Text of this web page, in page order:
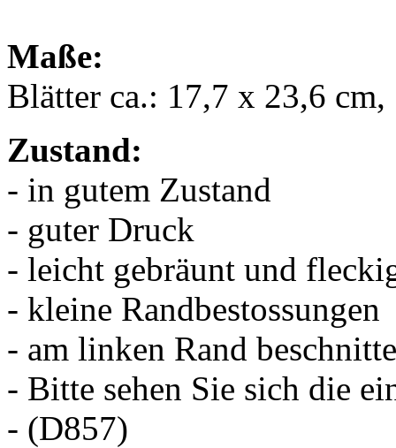
Maße:
Blätter ca.: 17,7 x 23,6
Zustand:
- in gutem Zustand
- guter Druck
- leicht gebräunt und
- kleine Randbestossungen
- am linken Rand
- Bitte sehen Sie sich die
- (D857)